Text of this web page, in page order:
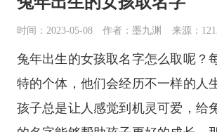
时间：2023-05-08 作者：墨九渊 来源：
兔年出生的女孩取名字怎么取呢？
特的个体，他们会经历不一样的人
孩子总是让人感觉到机灵可爱，给